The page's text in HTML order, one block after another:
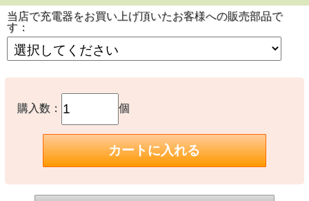
当店で充電器をお買い上げ頂いたお客様への販売部品で
す：
購入数： 個